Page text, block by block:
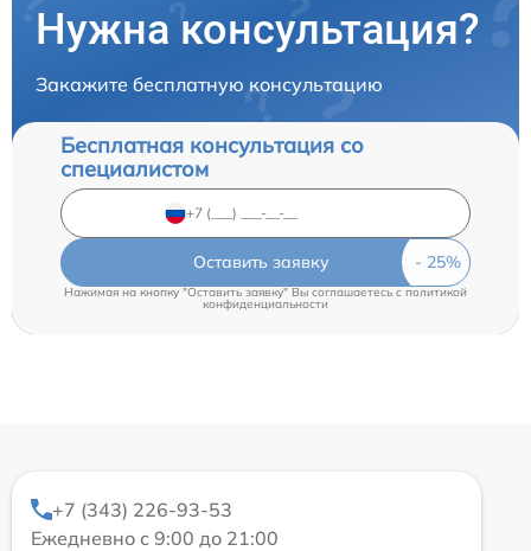
Нужна консультация?
Закажите бесплатную консультацию
Бесплатная консультация со
специалистом
Оставить заявку
Нажимая на кнопку "Оставить заявку" Вы соглашаетесь cполитикой
конфиденциальности
+7 (343) 226-93-53
Ежедневно с 9:00 до 21:00